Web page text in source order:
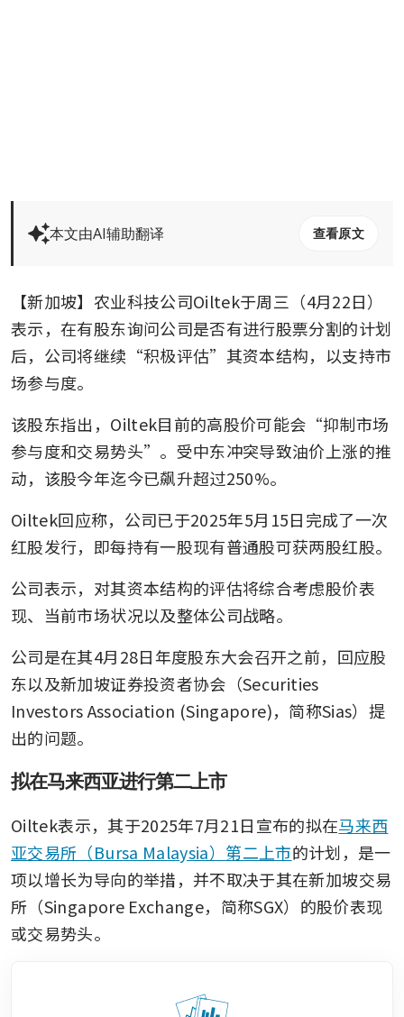
本文由AI辅助翻译 查看原文
【新加坡】农业科技公司Oiltek于周三（4月22日）
表示，在有股东询问公司是否有进行股票分割的计划
后，公司将继续“积极评估”其资本结构，以支持市
场参与度。
该股东指出，Oiltek目前的高股价可能会“抑制市场
参与度和交易势头”。受中东冲突导致油价上涨的推
动，该股今年迄今已飙升超过250%。
Oiltek回应称，公司已于2025年5月15日完成了一次
红股发行，即每持有一股现有普通股可获两股红股。
公司表示，对其资本结构的评估将综合考虑股价表
现、当前市场状况以及整体公司战略。
公司是在其4月28日年度股东大会召开之前，回应股
东以及新加坡证券投资者协会（Securities
Investors Association (Singapore)，简称Sias）提
出的问题。
拟在马来西亚进行第二上市
Oiltek表示，其于2025年7月21日宣布的拟在马来西
亚交易所（Bursa Malaysia）第二上市的计划，是一
项以增长为导向的举措，并不取决于其在新加坡交易
所（Singapore Exchange，简称SGX）的股价表现
或交易势头。